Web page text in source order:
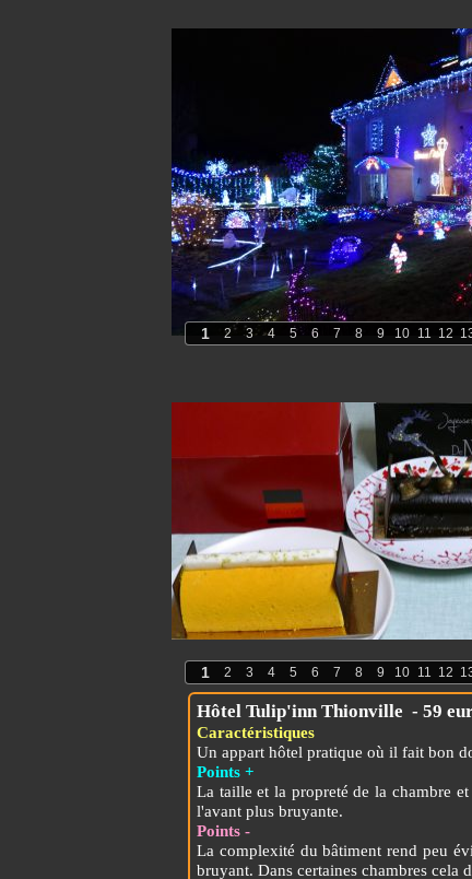
Hôtel Tulip'inn Thionville - 59
Caractéristiques
Un appart hôtel pratique où il fait bon
Points +
La taille et la propreté de la chambre
l'avant plus bruyante.
Points -
La complexité du bâtiment rend peu
bruyant. Dans certaines chambres cela
1 2 3 4 5 6 7 8 9 10 11 12
1 2 3 4 5 6 7 8 9 10 11 12